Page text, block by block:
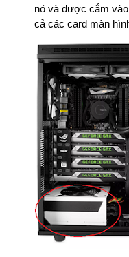
nó và được cắm
cả các card màn